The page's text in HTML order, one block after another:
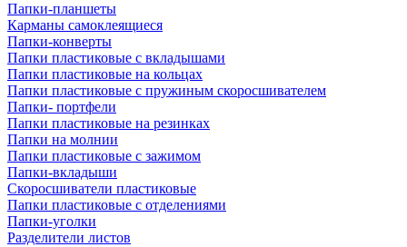
Папки-планшеты
Карманы самоклеящиеся
Папки-конверты
Папки пластиковые с вкладышами
Папки пластиковые на кольцах
Папки пластиковые с пружиным скоросшивателем
Папки- портфели
Папки пластиковые на резинках
Папки на молнии
Папки пластиковые с зажимом
Папки-вкладыши
Скоросшиватели пластиковые
Папки пластиковые с отделениями
Папки-уголки
Разделители листов